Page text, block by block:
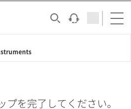
プを完了してください。